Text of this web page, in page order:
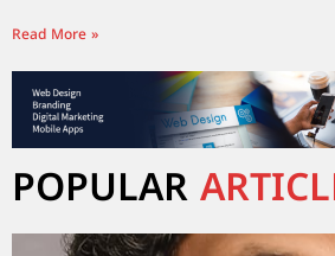
Read More »
POPULAR